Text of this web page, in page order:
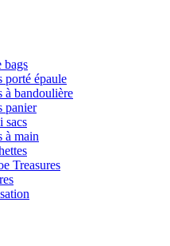
bags
porté épaule
à bandoulière
panier
sacs
à main
Treasures